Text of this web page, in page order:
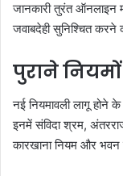
जानकारी तुरंत ऑनलाइन
जवाबदेही सुनिश्चित करने
पुराने
नई नियमावली लागू होने
इनमें संविदा श्रम,
कारखाना नियम और भवन